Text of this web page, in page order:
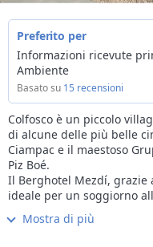
Colfosco è un piccolo
di alcune delle più belle
Ciampac e il maestoso
Piz Boé.
Il Berghotel Mezdí, grazie
ideale per un soggiorno
infatti, le piste da sci
dall’hotel, da dove parte
Mostra di più
Preferito per
Informazioni ricevute
Ambiente
Basato su 15 recensioni